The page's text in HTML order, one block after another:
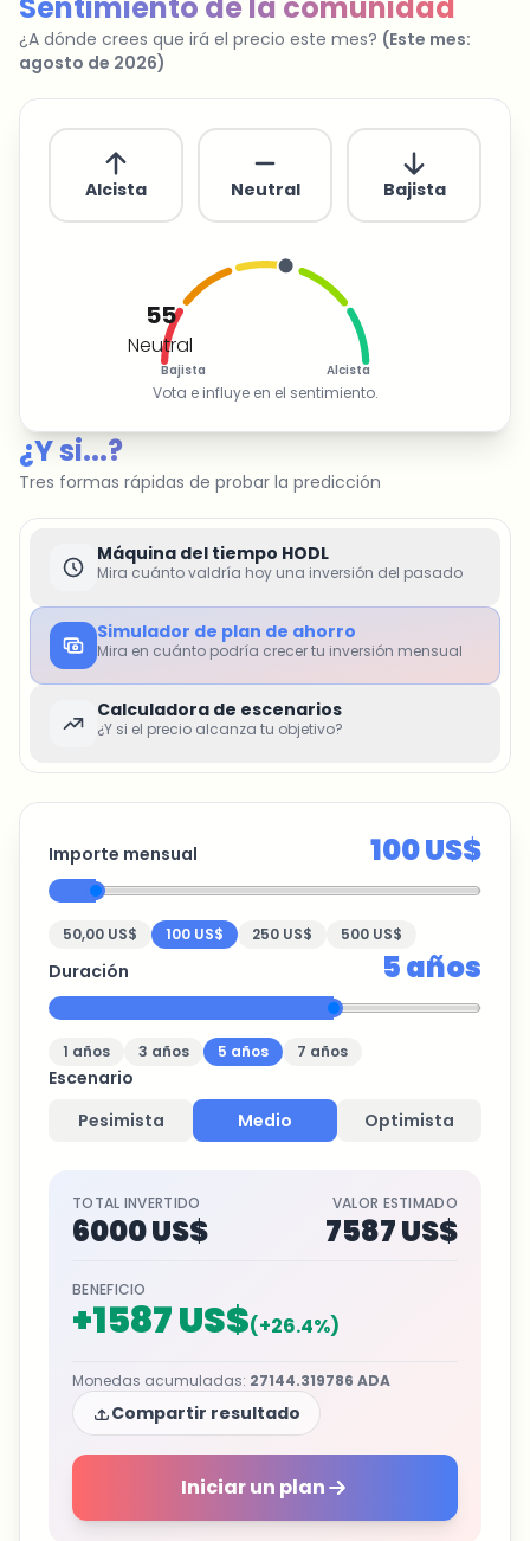
¿A dónde crees que irá el precio este mes? (Este mes:
agosto de 2026)
Alcista Neutral Bajista
55
Neutral
Bajista Alcista
Vota e influye en el sentimiento.
¿Y si...?
Tres formas rápidas de probar la predicción
Máquina del tiempo HODL
Mira cuánto valdría hoy una inversión del pasado
Simulador de plan de ahorro
Mira en cuánto podría crecer tu inversión mensual
Calculadora de escenarios
¿Y si el precio alcanza tu objetivo?
Importe mensual 100 US$
50,00 US$ 100 US$ 250 US$ 500 US$
Duración 5años
1 años 3 años 5 años 7 años
Escenario
Pesimista
Medio Optimista
TOTAL INVERTIDO
6000 US$
VALOR ESTIMADO
7587 US$
BENEFICIO
+1587 US$(+26.4%)
Monedas acumuladas: 27144.319786 ADA
Compartir resultado
Iniciar un plan